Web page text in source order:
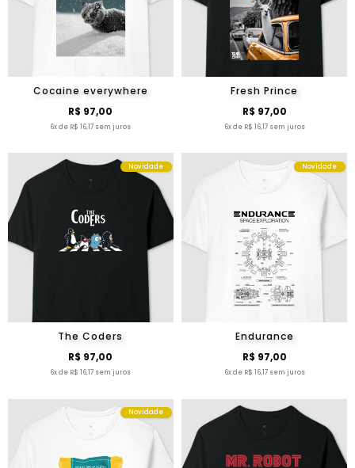
Cocaine everywhere
R$ 97,00
6x de R$ 16,17 sem juros
Fresh Prince
R$ 97,00
6x de R$ 16,17 sem juros
Novidade
The Coders
R$ 97,00
6x de R$ 16,17 sem juros
Novidade
Endurance
R$ 97,00
6x de R$ 16,17 sem juros
Novidade